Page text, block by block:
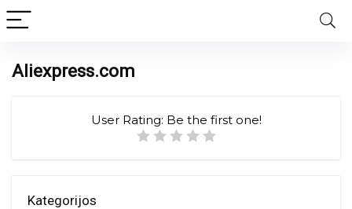
Aliexpress.com
User Rating: Be the first one!
Kategorijos